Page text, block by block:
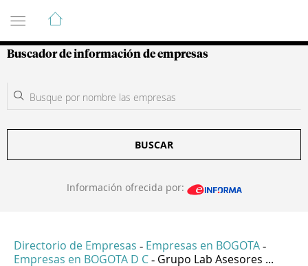
Guía de Empresas Colombianas
Buscador de información de empresas
BUSCAR
Información ofrecida por:
Directorio de Empresas - Empresas en BOGOTA -
Empresas en BOGOTA D C - Grupo Lab Asesores ...